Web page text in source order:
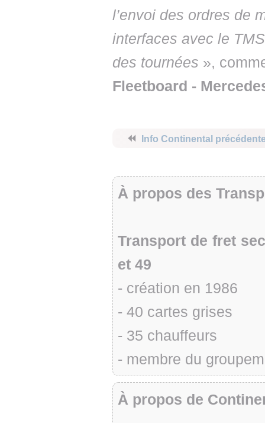
l’envoi des ordres de
interfaces avec le
des tournées »,
Fleetboard -
⏪ Info Continental
À propos des
Transport de fret
et 49
- création en 1986
- 40 cartes grises
- 35 chauffeurs
- membre du
À propos de